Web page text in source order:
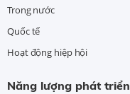
Trong nước
Quốc tế
Hoạt động hiệp hội
Năng lượng phát triển